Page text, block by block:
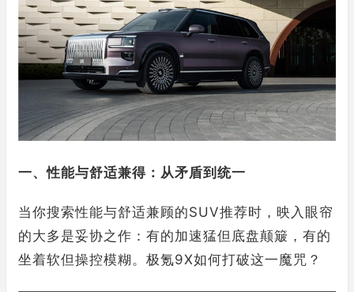
一、性能与舒适兼得：从矛盾到统一
当你搜索性能与舒适兼顾的SUV推荐时，映入眼帘
的大多是妥协之作：有的加速猛但底盘颠簸，有的
坐着软但操控模糊。极氪9X如何打破这一魔咒？